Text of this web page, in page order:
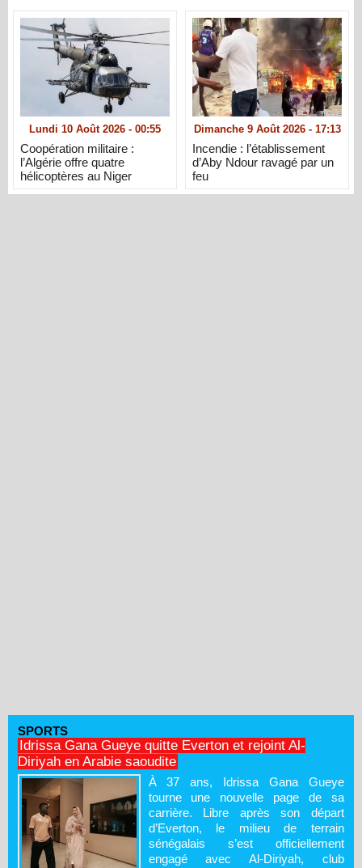
Lundi 10 Août 2026 - 00:55
Coopération militaire :
l’Algérie offre quatre
hélicoptères au Niger
Dimanche 9 Août 2026 - 17:13
Incendie : l’établissement
d’Aby Ndour ravagé par un
feu
SPORTS
Idrissa Gana Gueye quitte Everton et rejoint Al-
Diriyah en Arabie saoudite
À 37 ans, Idrissa Gana Gueye
tourne une nouvelle page de sa
carrière. Libre après son départ
d’Everton, le milieu de terrain
sénégalais s’est officiellement
engagé avec Al-Diriyah, club